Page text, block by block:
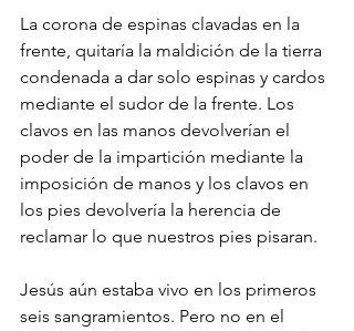
La corona de espinas clavadas en la
frente, quitaría la maldición de la tierra
condenada a dar solo espinas y cardos
mediante el sudor de la frente. Los
clavos en las manos devolverían el
poder de la impartición mediante la
imposición de manos y los clavos en
los pies devolvería la herencia de
reclamar lo que nuestros pies pisaran.
Jesús aún estaba vivo en los primeros
seis sangramientos. Pero no en el